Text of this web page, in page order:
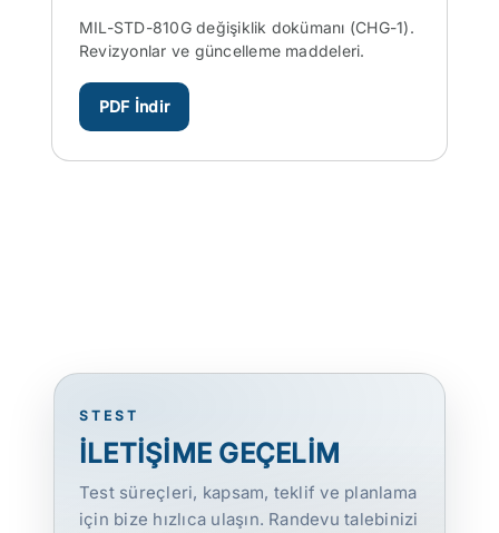
MIL-STD-810G değişiklik dokümanı (CHG-1).
Revizyonlar ve güncelleme maddeleri.
PDF İndir
STEST
İLETİŞİME GEÇELİM
Test süreçleri, kapsam, teklif ve planlama
için bize hızlıca ulaşın. Randevu talebinizi